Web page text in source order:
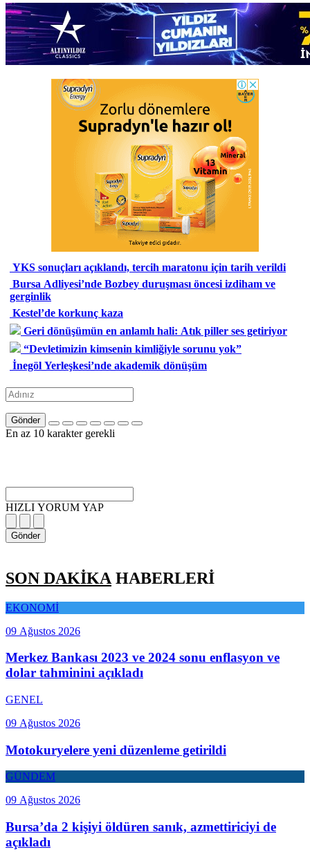
YKS sonuçları açıklandı, tercih maratonu için tarih verildi
Bursa Adliyesi’nde Bozbey duruşması öncesi izdiham ve
gerginlik
Kestel’de korkunç kaza
Geri dönüşümün en anlamlı hali: Atık piller ses getiriyor
“Devletimizin kimsenin kimliğiyle sorunu yok”
İnegöl Yerleşkesi’nde akademik dönüşüm
Gönder
En az 10 karakter gerekli
HIZLI YORUM YAP
Gönder
SON DAKİKA HABERLERİ
EKONOMİ
09 Ağustos 2026
Merkez Bankası 2023 ve 2024 sonu enflasyon ve
dolar tahminini açıkladı
GENEL
09 Ağustos 2026
Motokuryelere yeni düzenleme getirildi
GÜNDEM
09 Ağustos 2026
Bursa’da 2 kişiyi öldüren sanık, azmettiriciyi de
açıkladı